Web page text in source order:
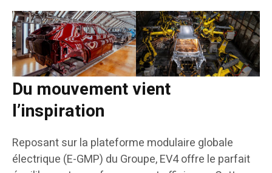
Du mouvement vient
l’inspiration
Reposant sur la plateforme modulaire globale
électrique (E-GMP) du Groupe, EV4 offre le parfait